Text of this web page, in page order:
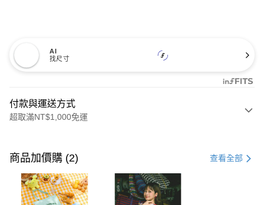
AI
找尺寸
付款與運送方式
超取滿NT$1,000免運
信用卡一次付款
購物金
超商取貨付款
商品加價購 (2) 查看全部